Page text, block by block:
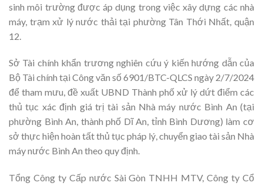
sinh môi trường được áp dụng trong việc xây dựng các nhà
máy, trạm xử lý nước thải tại phường Tân Thới Nhất, quận
12.
Sở Tài chính khẩn trương nghiên cứu ý kiến hướng dẫn của
Bộ Tài chính tại Công văn số 6901/BTC-QLCS ngày 2/7/2024
để tham mưu, đề xuất UBND Thành phố xử lý dứt điểm các
thủ tục xác định giá trị tài sản Nhà máy nước Bình An (tại
phường Bình An, thành phố Dĩ An, tỉnh Bình Dương) làm cơ
sở thực hiện hoàn tất thủ tục pháp lý, chuyển giao tài sản Nhà
máy nước Bình An theo quy định.
Tổng Công ty Cấp nước Sài Gòn TNHH MTV, Công ty Cổ